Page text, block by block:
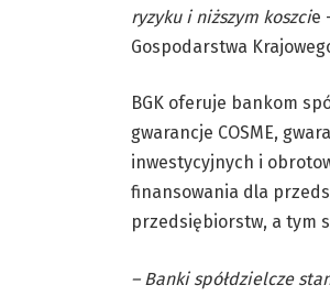
ryzyku i niższym koszcie
Gospodarstwa
BGK oferuje bankom
gwarancje COSME,
inwestycyjnych i
finansowania dla
przedsiębiorstw, a tym
– Banki spółdzielcze